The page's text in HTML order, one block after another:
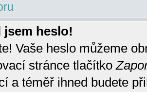
jsem heslo!
Vaše heslo můžeme
stránce tlačítko
a téměř ihned budete